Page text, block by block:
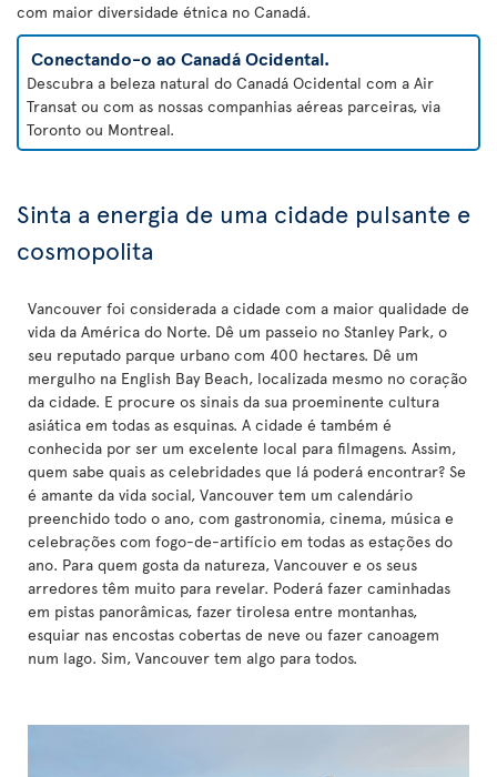
com maior diversidade étnica no Canadá.
Conectando-o ao Canadá Ocidental.
Descubra a beleza natural do Canadá Ocidental com a Air
Transat ou com as nossas companhias aéreas parceiras, via
Toronto ou Montreal.
Sinta a energia de uma cidade pulsante e
cosmopolita
Vancouver foi considerada a cidade com a maior qualidade de
vida da América do Norte. Dê um passeio no Stanley Park, o
seu reputado parque urbano com 400 hectares. Dê um
mergulho na English Bay Beach, localizada mesmo no coração
da cidade. E procure os sinais da sua proeminente cultura
asiática em todas as esquinas. A cidade é também é
conhecida por ser um excelente local para filmagens. Assim,
quem sabe quais as celebridades que lá poderá encontrar? Se
é amante da vida social, Vancouver tem um calendário
preenchido todo o ano, com gastronomia, cinema, música e
celebrações com fogo-de-artifício em todas as estações do
ano. Para quem gosta da natureza, Vancouver e os seus
arredores têm muito para revelar. Poderá fazer caminhadas
em pistas panorâmicas, fazer tirolesa entre montanhas,
esquiar nas encostas cobertas de neve ou fazer canoagem
num lago. Sim, Vancouver tem algo para todos.